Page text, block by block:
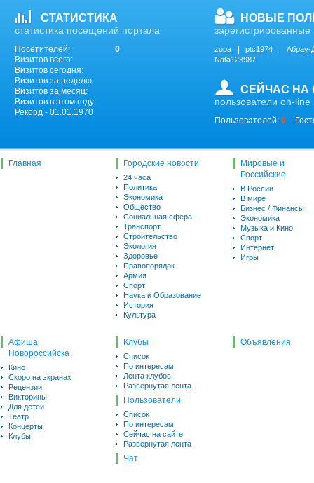
СТАТИСТИКА
статистика посещений портала
Посетителей:
0
Визитов всего:
Визитов сегодня:
Визитов за неделю:
Визитов за месяц:
Визитов в этом году:
Рекорд - 01.01.1970
НОВЫЕ
зарегистрированные
zopa ptc1974
Абрау-
Nata123987
СЕЙЧАС НА
пользователи on-line
Пользователей: 0
Главная Городские новости
24 часа
Политика
Экономика
Общество
Социальная сфера
Транспорт
Строительство
Экология
Здоровье
Правопорядок
Армия
Спорт
Наука и Образование
История
Культура
Мировые и
Российские
В России
В мире
Бизнес / Финансы
Экономика
Музыка и Кино
Спорт
Интернет
Игры
Афиша
Новороссийска
Кино
Скоро на экранах
Рецензии
Викторины
Для детей
Театр
Концерты
Клубы
Клубы
Список
По интересам
Лента клубов
Развернутая лента
Пользователи
Список
По интересам
Сейчас на сайте
Развернутая лента
Чат
Объявления